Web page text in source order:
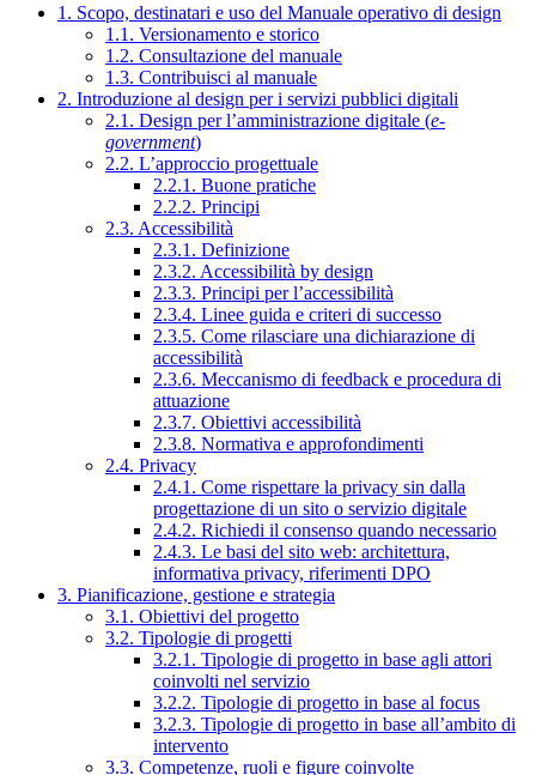
1. Scopo, destinatari e uso del Manuale operativo di design
1.1. Versionamento e storico
1.2. Consultazione del manuale
1.3. Contribuisci al manuale
2. Introduzione al design per i servizi pubblici digitali
2.1. Design per l’amministrazione digitale (e-
government)
2.2. L’approccio progettuale
2.2.1. Buone pratiche
2.2.2. Principi
2.3. Accessibilità
2.3.1. Definizione
2.3.2. Accessibilità by design
2.3.3. Principi per l’accessibilità
2.3.4. Linee guida e criteri di successo
2.3.5. Come rilasciare una dichiarazione di
accessibilità
2.3.6. Meccanismo di feedback e procedura di
attuazione
2.3.7. Obiettivi accessibilità
2.3.8. Normativa e approfondimenti
2.4. Privacy
2.4.1. Come rispettare la privacy sin dalla
progettazione di un sito o servizio digitale
2.4.2. Richiedi il consenso quando necessario
2.4.3. Le basi del sito web: architettura,
informativa privacy, riferimenti DPO
3. Pianificazione, gestione e strategia
3.1. Obiettivi del progetto
3.2. Tipologie di progetti
3.2.1. Tipologie di progetto in base agli attori
coinvolti nel servizio
3.2.2. Tipologie di progetto in base al focus
3.2.3. Tipologie di progetto in base all’ambito di
intervento
3.3. Competenze, ruoli e figure coinvolte